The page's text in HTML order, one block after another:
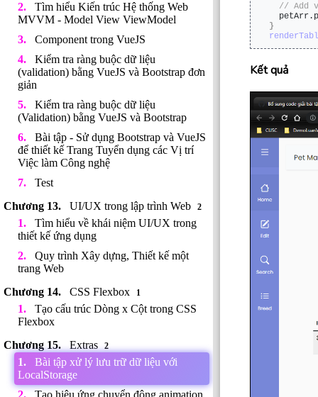
Tìm hiểu Kiến trúc Hệ thống Web
MVVM - Model View ViewModel
Component trong VueJS
Kiểm tra ràng buộc dữ liệu
(validation) bằng VueJS và Bootstrap đơn
giản
Kiểm tra ràng buộc dữ liệu
(Validation) bằng VueJS và Bootstrap
Bài tập - Sử dụng Bootstrap và VueJS
để thiết kế Trang Tuyển dụng các Vị trí
Việc làm Công nghệ
Test
UI/UX trong lập trình Web
2
Tìm hiểu về khái niệm UI/UX trong
thiết kế ứng dụng
Quy trình Xây dựng, Thiết kế một
trang Web
CSS Flexbox
1
Tạo cấu trúc Dòng x Cột trong CSS
Flexbox
Extras
2
Bài tập xử lý lưu trữ dữ liệu với
LocalStorage
Tạo hiệu ứng chuyển động animation
// Add
  petArr.
}
Kết quả